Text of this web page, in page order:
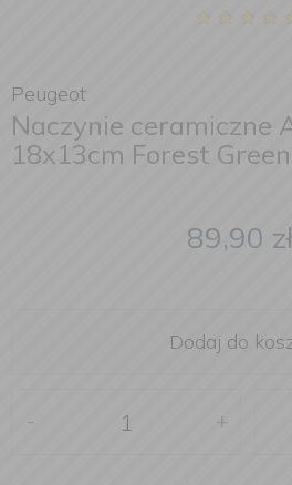
Peugeot
Naczynie ceramiczne
18x13cm Forest Green
89,90 zł
Dodaj do
+